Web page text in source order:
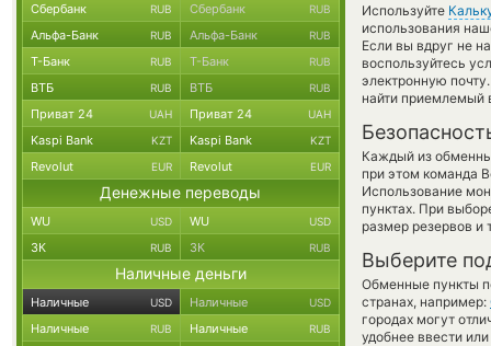
Используйте
использования
Если вы вдруг не
воспользуйтесь
электронную
найти приемлемый
Каждый из
при этом команда
Использование
пунктах. При
размер резервов и
Выберите
Обменные пункты
странах, например:
городах могут
удобнее ввести
Сбербанк RUB Сбербанк RUB
Альфа-Банк RUB Альфа-Банк RUB
Т-Банк RUB Т-Банк RUB
ВТБ RUB ВТБ RUB
Приват 24 UAH Приват 24 UAH
Kaspi Bank KZT Kaspi Bank KZT
Revolut EUR Revolut EUR
Денежные переводы
WU USD WU USD
ЗК RUB ЗК RUB
Наличные деньги
Наличные USD Наличные USD
Наличные RUB Наличные RUB